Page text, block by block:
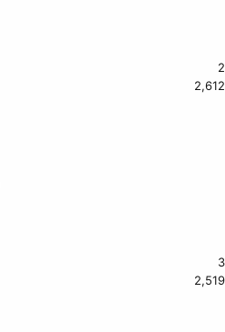
2
2,612
3
2,519